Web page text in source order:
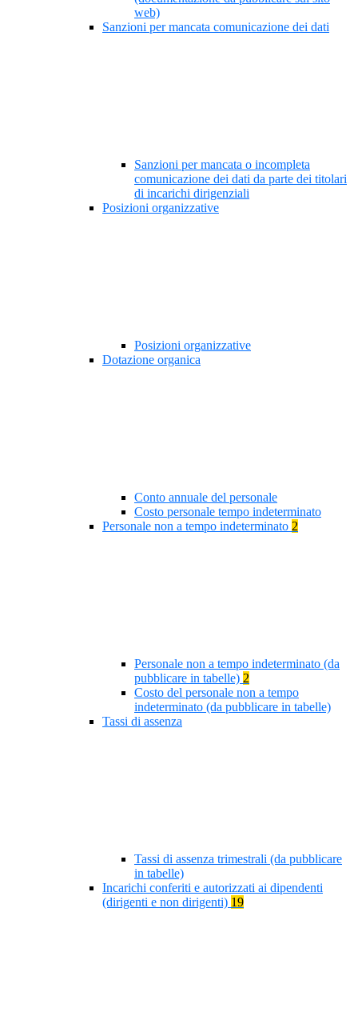
web)
Sanzioni per mancata comunicazione dei dati
Sanzioni per mancata o incompleta
comunicazione dei dati da parte dei titolari
di incarichi dirigenziali
Posizioni organizzative
Posizioni organizzative
Dotazione organica
Conto annuale del personale
Costo personale tempo indeterminato
Personale non a tempo indeterminato 2
Personale non a tempo indeterminato (da
pubblicare in tabelle) 2
Costo del personale non a tempo
indeterminato (da pubblicare in tabelle)
Tassi di assenza
Tassi di assenza trimestrali (da pubblicare
in tabelle)
Incarichi conferiti e autorizzati ai dipendenti
(dirigenti e non dirigenti) 19